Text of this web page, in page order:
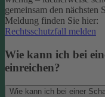
gemeinsam den nächsten
Meldung finden Sie hier:
Rechtsschutzfall melden
Wie kann ich bei
einreichen?
Wie kann ich bei einer